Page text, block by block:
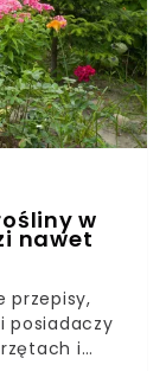
kupili
że skłoniły
do Azji,
swoich
Zdziwisz się,
w
nawet
przepisy,
posiadaczy
i